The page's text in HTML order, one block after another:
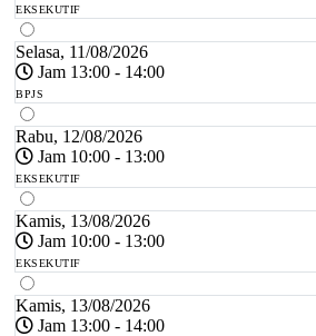
EKSEKUTIF
Selasa, 11/08/2026
Jam 13:00 - 14:00
BPJS
Rabu, 12/08/2026
Jam 10:00 - 13:00
EKSEKUTIF
Kamis, 13/08/2026
Jam 10:00 - 13:00
EKSEKUTIF
Kamis, 13/08/2026
Jam 13:00 - 14:00